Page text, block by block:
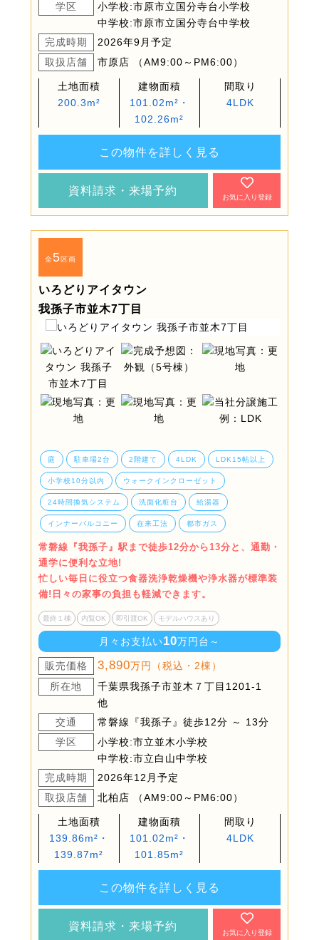
学区
小学校:市原市立国分寺台小学校
中学校:市原市立国分寺台中学校
完成時期
2026年9月予定
取扱店舗
市原店 （AM9:00～PM6:00）
土地面積
200.3m²
建物面積
101.02m²・
102.26m²
間取り
4LDK
この物件を詳しく見る
資料請求・来場予約
お気に入り登録
全5区画
いろどりアイタウン
我孫子市並木7丁目
庭 駐車場2台 2階建て 4LDK LDK15帖以上
小学校10分以内 ウォークインクローゼット
24時間換気システム 洗面化粧台 給湯器
インナーバルコニー 在来工法 都市ガス
常磐線『我孫子』駅まで徒歩12分から13分と、通勤・
通学に便利な立地!
忙しい毎日に役立つ食器洗浄乾燥機や浄水器が標準装
備!日々の家事の負担も軽減できます。
最終１棟 内覧OK 即引渡OK モデルハウスあり
月々お支払い10万円台～
販売価格 3,890万円（税込・2棟）
所在地
千葉県我孫子市並木７丁目1201-1
他
交通
常磐線『我孫子』徒歩12分 ～ 13分
学区
小学校:市立並木小学校
中学校:市立白山中学校
完成時期
2026年12月予定
取扱店舗
北柏店 （AM9:00～PM6:00）
土地面積
139.86m²・
139.87m²
建物面積
101.02m²・
101.85m²
間取り
4LDK
この物件を詳しく見る
資料請求・来場予約
お気に入り登録